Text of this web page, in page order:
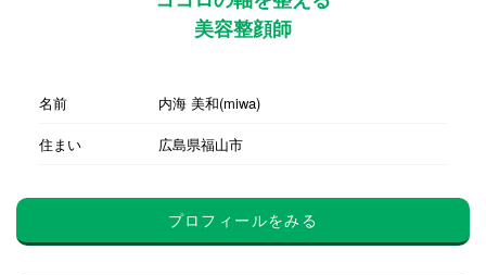
美容整顔師
名前
内海 美和(miwa)
住まい
広島県福山市
プロフィールをみる